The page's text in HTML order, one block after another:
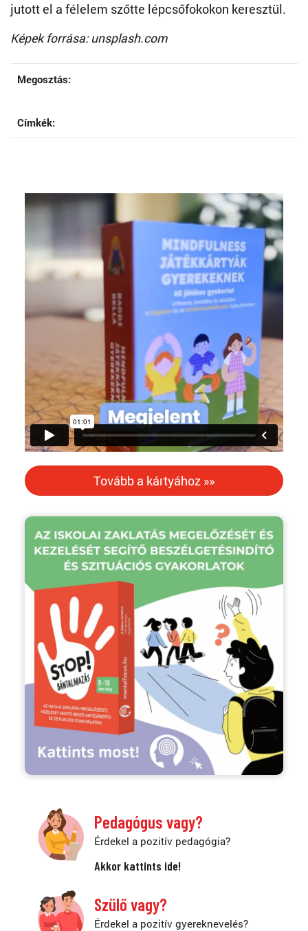
jutott el a félelem szőtte lépcsőfokokon keresztül.
Képek forrása: unsplash.com
Megosztás:
Címkék:
Tovább a kártyához »»
Pedagógus vagy?
Érdekel a pozitív pedagógia?
Akkor kattints ide!
Szülő vagy?
Érdekel a pozitív gyereknevelés?